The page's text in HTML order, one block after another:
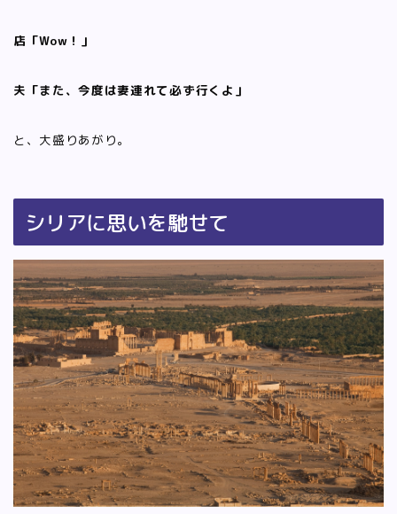
店「Wow！」
夫「また、今度は妻連れて必ず行くよ」
と、大盛りあがり。
シリアに思いを馳せて